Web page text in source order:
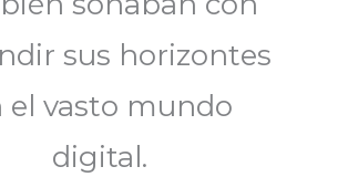
sus horizontes
el vasto mundo
digital.